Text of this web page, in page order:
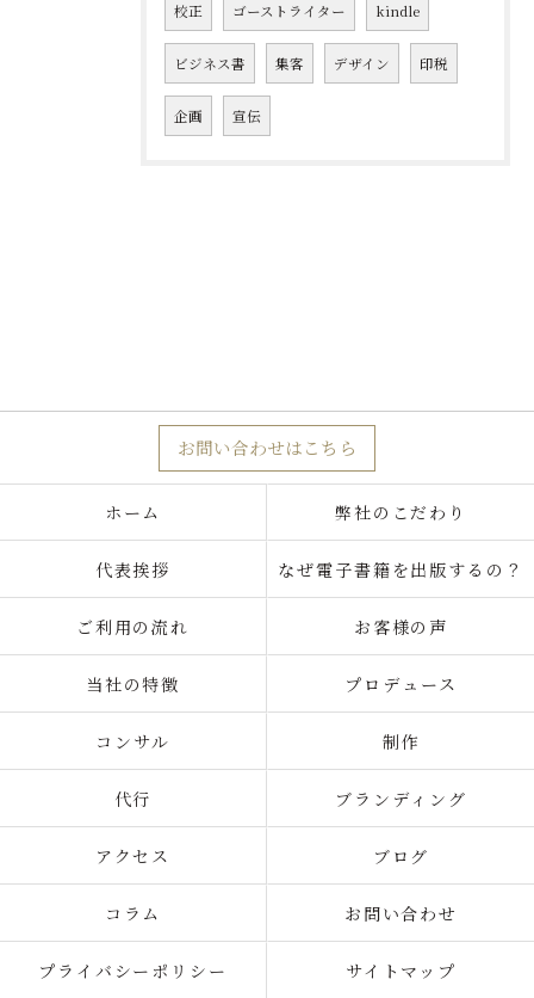
校正 ゴーストライター kindle
ビジネス書 集客 デザイン 印税
企画 宣伝
お問い合わせはこちら
ホーム 弊社のこだわり
代表挨拶 なぜ電子書籍を出版するの？
ご利用の流れ お客様の声
当社の特徴 プロデュース
コンサル 制作
代行 ブランディング
アクセス ブログ
コラム お問い合わせ
プライバシーポリシー サイトマップ